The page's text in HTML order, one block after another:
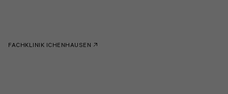
FACHKLINIK ICHENHAUSEN